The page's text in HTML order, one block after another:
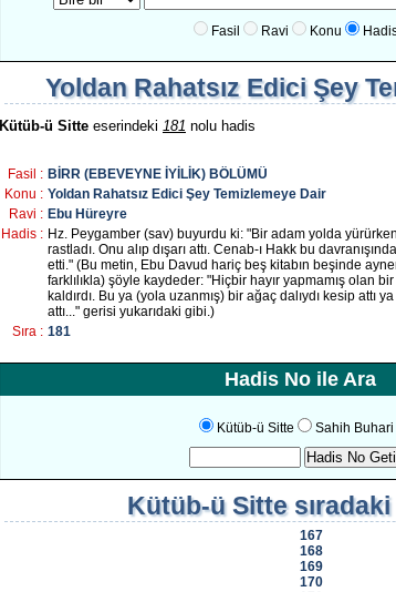
Fasil Ravi Konu
Yoldan Rahatsız Edici Şey
Kütüb-ü Sitte eserindeki 181 nolu hadis
Fasil : BİRR (EBEVEYNE İYİLİK) BÖLÜMÜ
Konu : Yoldan Rahatsız Edici Şey Temizlemeye Dair
Ravi : Ebu Hüreyre
Hadis : Hz. Peygamber (sav) buyurdu ki: "Bir adam yolda
rastladı. Onu alıp dışarı attı. Cenab-ı Hakk bu
etti." (Bu metin, Ebu Davud hariç beş kitabın beşinde
farklılıkla) şöyle kaydeder: "Hiçbir hayır yapmamış olan
kaldırdı. Bu ya (yola uzanmış) bir ağaç dalıydı kesip attı
attı..." gerisi yukarıdaki gibi.)
Sıra : 181
Hadis No ile Ara
Kütüb-ü Sitte Sahih Buhari
Kütüb-ü Sitte
167
168
169
170